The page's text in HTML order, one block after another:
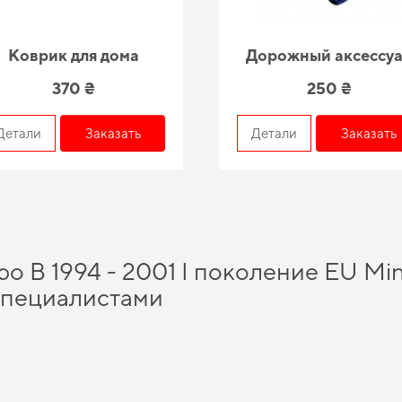
Коврик для дома
370 ₴
Заказать
Дорожный
250 ₴
Детали Заказать
B 1994 - 2001 I поколение EU